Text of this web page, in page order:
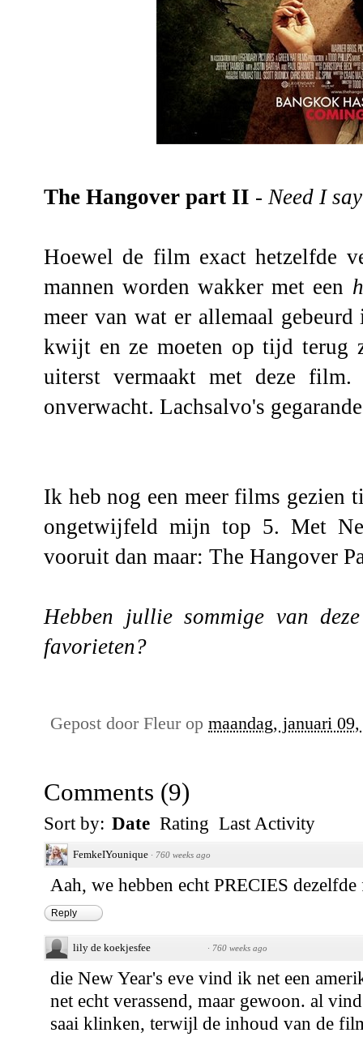
The Hangover part II - Need I
Hoewel de film exact hetzelfde
mannen worden wakker met een
meer van wat er allemaal
kwijt en ze moeten op tijd terug
uiterst vermaakt met deze
onverwacht. Lachsalvo's
Ik heb nog een meer films gezien
ongetwijfeld mijn top 5. Met
vooruit dan maar: The Hangover
Hebben jullie sommige van
favorieten?
Gepost door Fleur op maandag, januari
Comments (9)
Sort by: Date Rating Last Activity
FemkeIYounique · 760 weeks ago
Aah, we hebben echt PRECIES
Reply
lily de koekjesfee · 760 weeks ago
die New Year's eve vind ik net een
net echt verassend, maar gewoon. al
saai klinken, terwijl de inhoud van de